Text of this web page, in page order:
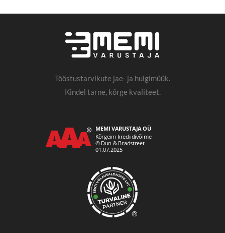
Tööstustarvikute jae- ja hulgimüük.
Kindel tarne, kõrge kvaliteet.
®